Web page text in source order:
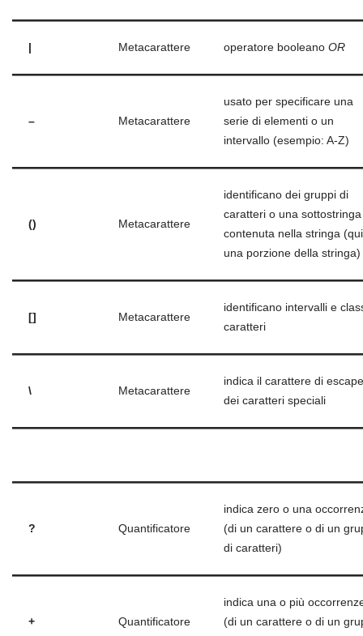
Metacarattere operatore booleano OR
– Metacarattere
usato per specificare una
serie di elementi o un
intervallo (esempio: A-Z)
() Metacarattere
identificano dei gruppi di
caratteri o una sottostringa
contenuta nella stringa
una porzione della stringa)
[] Metacarattere
identificano intervalli e
caratteri
\ Metacarattere
indica il carattere di escape
dei caratteri speciali
? Quantificatore
indica zero o una
(di un carattere o di un
di caratteri)
+ Quantificatore
indica una o più
(di un carattere o di un